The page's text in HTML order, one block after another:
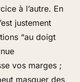
à l’autre. En
justement
“au doigt
vos marges ;
masquer des